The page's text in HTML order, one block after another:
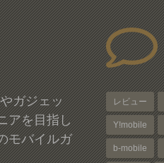
ガジェッ
アを目指し
モバイルガ
レビュー
Y!mobile
b-mobile